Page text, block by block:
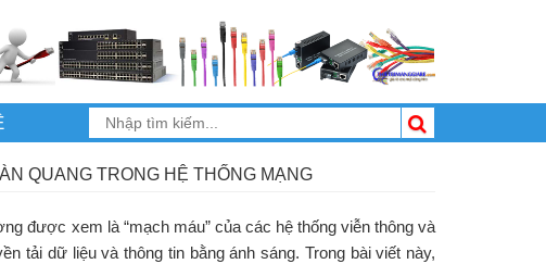
QUANG TRONG HỆ THỐNG MẠNG
được xem là “mạch máu” của các hệ thống viễn thông và
tải dữ liệu và thông tin bằng ánh sáng. Trong bài viết này,